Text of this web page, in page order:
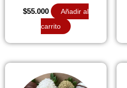
$55.000
Añadir al
carrito